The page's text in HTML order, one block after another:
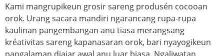
Kami mangrupikeun grosir sareng produsén cocooan
orok. Urang sacara mandiri ngarancang rupa-rupa
kaulinan pangembangan anu tiasa merangsang
kréativitas sareng kapanasaran orok, bari nyayogikeun